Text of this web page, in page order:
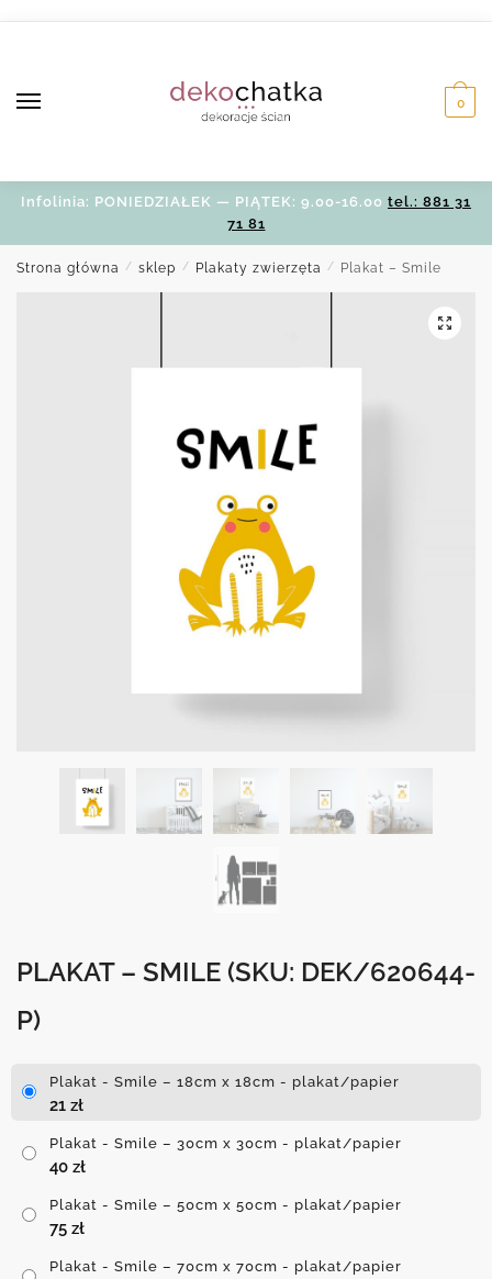
0
Infolinia: PONIEDZIAŁEK — PIĄTEK: 9.00-16.00 tel.: 881 31
71 81
Strona główna / sklep / Plakaty zwierzęta / Plakat – Smile
PLAKAT – SMILE (SKU: DEK/620644-
P)
Plakat - Smile – 18cm x 18cm - plakat/papier
21 zł
Plakat - Smile – 30cm x 30cm - plakat/papier
40 zł
Plakat - Smile – 50cm x 50cm - plakat/papier
75 zł
Plakat - Smile – 70cm x 70cm - plakat/papier